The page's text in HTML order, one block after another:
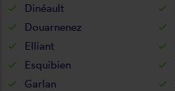
Dinéault
Douarnenez
Elliant
Esquibien
Garlan